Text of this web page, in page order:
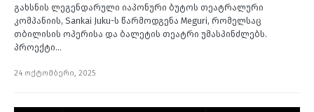
გახსნის ლეგენდარული იაპონური ბუტოს თეატრალური
კომპანიის, Sankai Juku-ს წარმოდგენა Meguri, რომელსაც
თბილისის ოპერისა და ბალეტის თეატრი უმასპინძლებს.
პროექტი…
24 ოქტომბერი, 2025